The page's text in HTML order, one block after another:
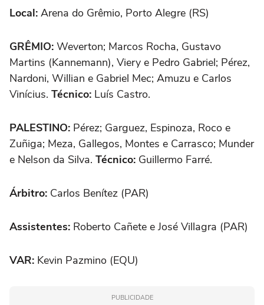
Local: Arena do Grêmio, Porto Alegre (RS)
GRÊMIO: Weverton; Marcos Rocha, Gustavo
Martins (Kannemann), Viery e Pedro Gabriel; Pérez,
Nardoni, Willian e Gabriel Mec; Amuzu e Carlos
Vinícius. Técnico: Luís Castro.
PALESTINO: Pérez; Garguez, Espinoza, Roco e
Zuñiga; Meza, Gallegos, Montes e Carrasco; Munder
e Nelson da Silva. Técnico: Guillermo Farré.
Árbitro: Carlos Benítez (PAR)
Assistentes: Roberto Cañete e José Villagra (PAR)
VAR: Kevin Pazmino (EQU)
PUBLICIDADE